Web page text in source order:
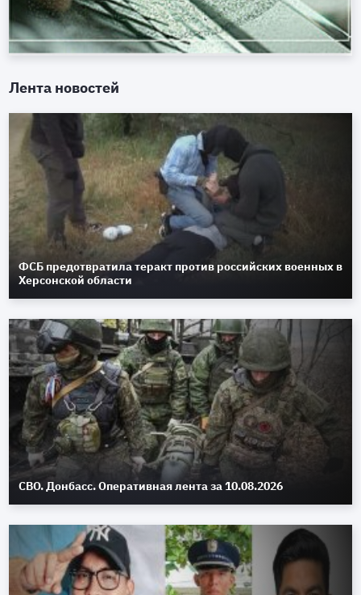
Лента новостей
ФСБ предотвратила теракт против российских военных в
Херсонской области
СВО. Донбасс. Оперативная лента за 10.08.2026